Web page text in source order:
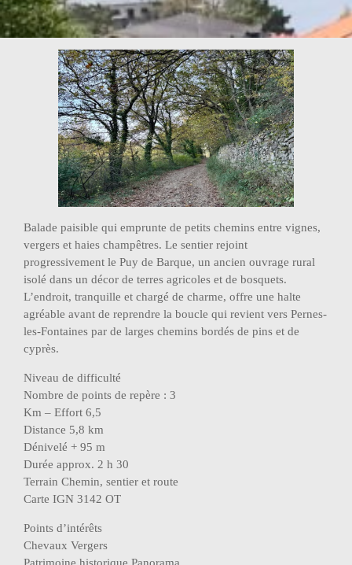
Balade paisible qui emprunte de petits chemins entre vignes,
vergers et haies champêtres. Le sentier rejoint
progressivement le Puy de Barque, un ancien ouvrage rural
isolé dans un décor de terres agricoles et de bosquets.
L’endroit, tranquille et chargé de charme, offre une halte
agréable avant de reprendre la boucle qui revient vers Pernes-
les-Fontaines par de larges chemins bordés de pins et de
cyprès.
Niveau de difficulté
Nombre de points de repère : 3
Km – Effort 6,5
Distance 5,8 km
Dénivelé + 95 m
Durée approx. 2 h 30
Terrain Chemin, sentier et route
Carte IGN 3142 OT
Points d’intérêts
Chevaux Vergers